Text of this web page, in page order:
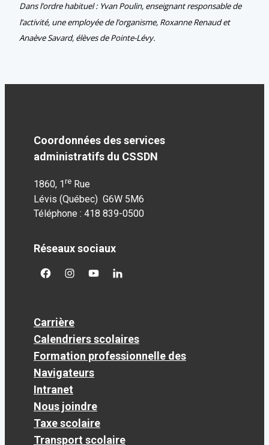
Dans l’ordre habituel : Yvan Poulin, enseignant responsable de
l’activité, une employée de l’organisme, Roxanne Renaud et
Anaève Savard, élèves de Pointe-Lévy.
Coordonnées des services
administratifs du CSSDN
1860, 1 re Rue
Lévis (Québec) G6W 5M6
Téléphone : 418 839-0500
Réseaux sociaux
facebookgoogleplus
googleplusgoogleplus
Carrière
Calendriers scolaires
Formation professionnelle des
Navigateurs
Intranet
Nous joindre
Taxe scolaire
Transport scolaire